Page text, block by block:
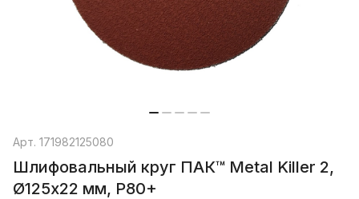
Арт. 171982125080
Шлифовальный круг ПАК™ Metal Killer 2,
Ø125х22 мм, P80+